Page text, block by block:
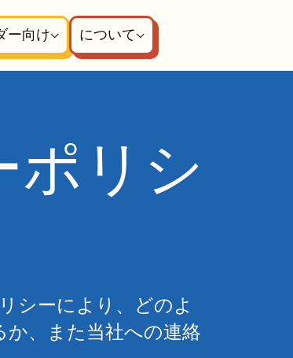
ー向け について
ポリシ
シーにより、どのよ
、また当社への連絡